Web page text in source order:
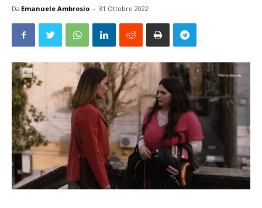
Da Emanuele Ambrosio - 31 Ottobre 2022